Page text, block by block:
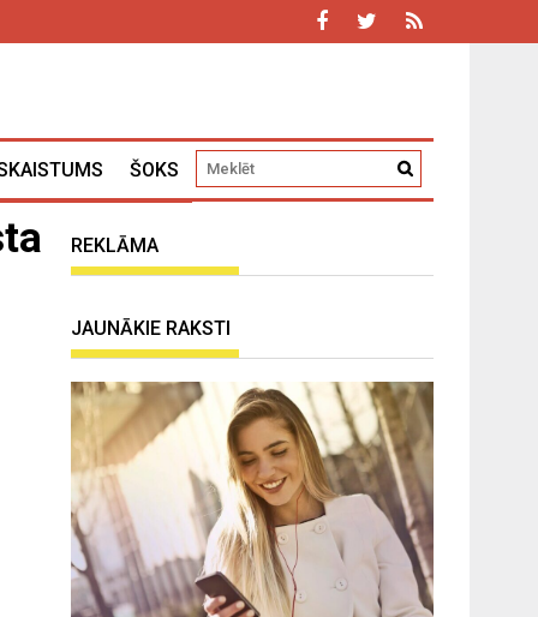
ŠOKS
REKLĀMA
JAUNĀKIE RAKSTI